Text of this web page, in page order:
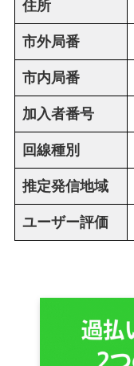
住所
市外局番
市内局番
加入者番号
回線種別
推定発信地域
ユーザー評価